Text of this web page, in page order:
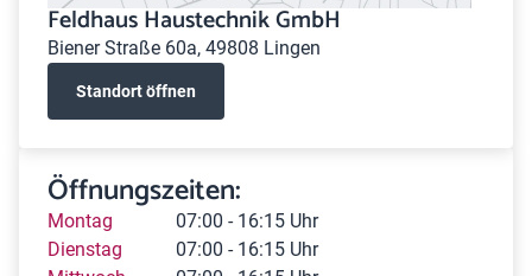
Feldhaus Haustechnik GmbH
Biener Straße 60a, 49808 Lingen
Standort öffnen
Öffnungszeiten:
Montag
07:00 - 16:15 Uhr
Dienstag
07:00 - 16:15 Uhr